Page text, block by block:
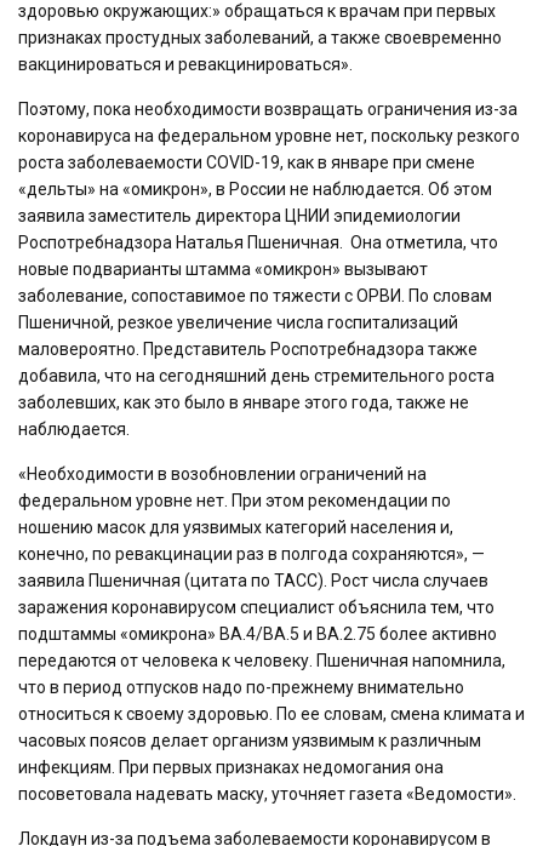
здоровью окружающих:» обращаться к врачам при первых
признаках простудных заболеваний, а также своевременно
вакцинироваться и ревакцинироваться».
Поэтому, пока необходимости возвращать ограничения из-за
коронавируса на федеральном уровне нет, поскольку резкого
роста заболеваемости COVID-19, как в январе при смене
«дельты» на «омикрон», в России не наблюдается. Об этом
заявила заместитель директора ЦНИИ эпидемиологии
Роспотребнадзора Наталья Пшеничная. Она отметила, что
новые подварианты штамма «омикрон» вызывают
заболевание, сопоставимое по тяжести с ОРВИ. По словам
Пшеничной, резкое увеличение числа госпитализаций
маловероятно. Представитель Роспотребнадзора также
добавила, что на сегодняшний день стремительного роста
заболевших, как это было в январе этого года, также не
наблюдается.
«Необходимости в возобновлении ограничений на
федеральном уровне нет. При этом рекомендации по
ношению масок для уязвимых категорий населения и,
конечно, по ревакцинации раз в полгода сохраняются», —
заявила Пшеничная (цитата по ТАСС). Рост числа случаев
заражения коронавирусом специалист объяснила тем, что
подштаммы «омикрона» BA.4/BA.5 и BA.2.75 более активно
передаются от человека к человеку. Пшеничная напомнила,
что в период отпусков надо по-прежнему внимательно
относиться к своему здоровью. По ее словам, смена климата и
часовых поясов делает организм уязвимым к различным
инфекциям. При первых признаках недомогания она
посоветовала надевать маску, уточняет газета «Ведомости».
Локдаун из-за подъема заболеваемости коронавирусом в